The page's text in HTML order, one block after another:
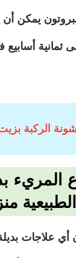
يمكن أن
الركبة
المريء
علاجات